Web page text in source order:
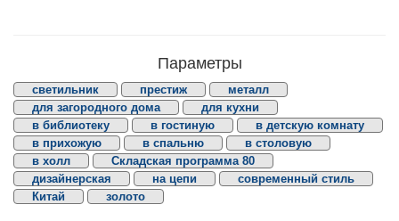
Параметры
светильник престиж
металл
для загородного дома
для кухни
в библиотеку
в гостиную
в детскую комнату
в прихожую
в спальню
в столовую
в холл
Складская программа 80
дизайнерская
на цепи
современный стиль
Китай
золото